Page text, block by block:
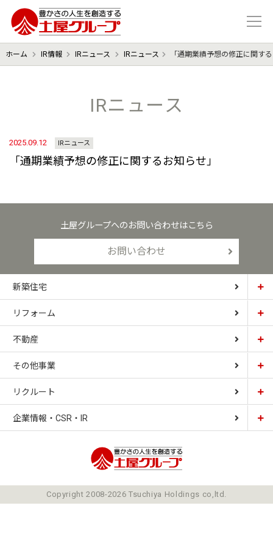
豊かさの人生を想像する 土屋グル
ホーム IR情報 IRニュース IRニュース 「通期業績予想の修正に関す
IRニュース
2025.09.12 IRニュース
「通期業績予想の修正に関するお知らせ」
土屋グループへのお問い合わせはこちら
お問い合わせ
新築住宅
土屋ホーム
CARDINAL HOUSE
LIZNAS
リフォーム
土屋ホームトピア
不動産
土屋ホーム不動産
その他事業
土屋ホームレジデンス
土屋ソーラーファクトリー
リクルート
企業情報・CSR・IR
ミッションCopyright 2008-2026 Tsuchiya Holdings co,ltd.